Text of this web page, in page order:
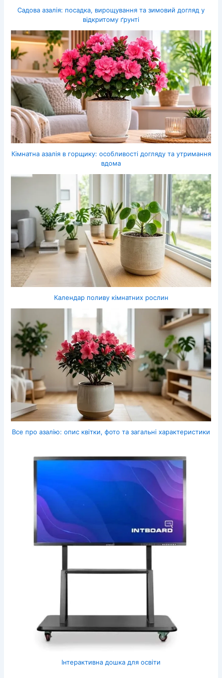
Садова азалія: посадка, вирощування та зимовий догляд у
відкритому ґрунті
Кімнатна азалія в горщику: особливості догляду та утримання
вдома
Календар поливу кімнатних рослин
Все про азалію: опис квітки, фото та загальні характеристики
Інтерактивна дошка для освіти